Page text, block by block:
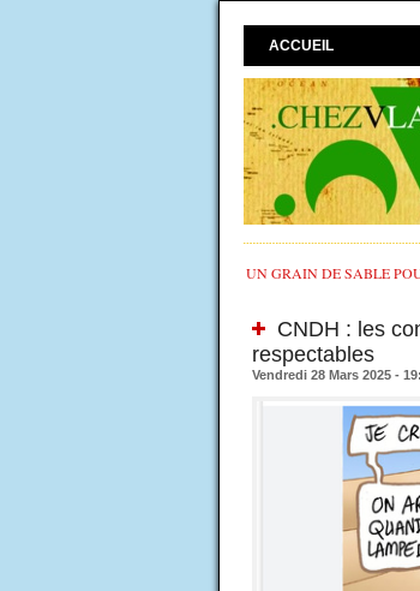
ACCUEIL
UN GRAIN DE SABLE
CNDH : les
respectables
Vendredi 28 Mars 2025 -